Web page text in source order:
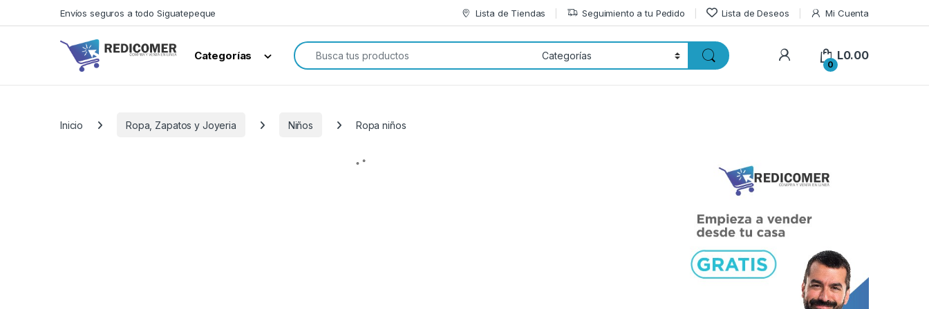
Saltar a navegación
saltar al contenidoEnvíos seguros a todo Siguatepeque Lista de Tiendas Seguimiento a tu Pedido Lista de Deseos Mi Cuenta
Categorías
Buscar:
0
L0.00
Inicio Ropa, Zapatos y Joyeria Niños Ropa niños